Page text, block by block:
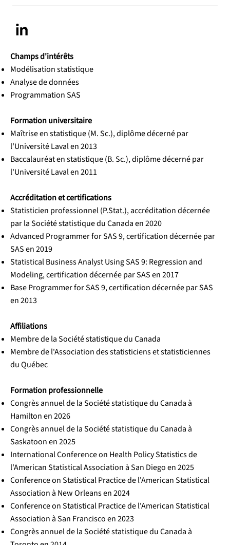
Champs d'intérêts
Modélisation statistique
Analyse de données
Programmation SAS
Formation universitaire
Maîtrise en statistique (M. Sc.), diplôme décerné par
l'Université Laval en 2013
Baccalauréat en statistique (B. Sc.), diplôme décerné par
l'Université Laval en 2011
Accréditation et certifications
Statisticien professionnel (P.Stat.), accréditation décernée
par la Société statistique du Canada en 2020
Advanced Programmer for SAS 9, certification décernée par
SAS en 2019
Statistical Business Analyst Using SAS 9: Regression and
Modeling, certification décernée par SAS en 2017
Base Programmer for SAS 9, certification décernée par SAS
en 2013
Affiliations
Membre de la Société statistique du Canada
Membre de l'Association des statisticiens et statisticiennes
du Québec
Formation professionnelle
Congrès annuel de la Société statistique du Canada à
Hamilton en 2026
Congrès annuel de la Société statistique du Canada à
Saskatoon en 2025
International Conference on Health Policy Statistics de
l'American Statistical Association à San Diego en 2025
Conference on Statistical Practice de l'American Statistical
Association à New Orleans en 2024
Conference on Statistical Practice de l'American Statistical
Association à San Francisco en 2023
Congrès annuel de la Société statistique du Canada à